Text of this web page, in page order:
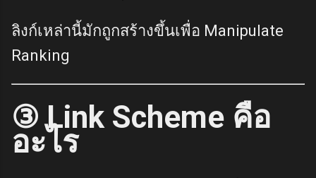
ลิงก์เหล่านี้มักถูกสร้างขึ้นเพื่อ Manipulate
Ranking
③ Link Scheme คือ
อะไร